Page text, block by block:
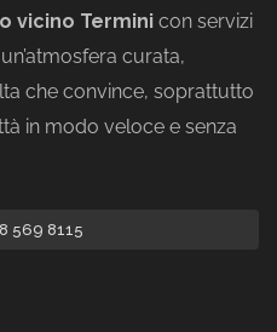
vicino Termini con servizi
curata,
che convince, soprattutto
in modo veloce e senza
569 8115